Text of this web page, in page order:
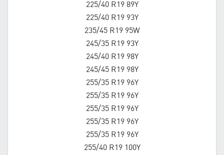
225/40 R19 89Y
225/40 R19 93Y
235/45 R19 95W
245/35 R19 93Y
245/40 R19 98Y
245/45 R19 98Y
255/35 R19 96Y
255/35 R19 96Y
255/35 R19 96Y
255/35 R19 96Y
255/35 R19 96Y
255/40 R19 100Y